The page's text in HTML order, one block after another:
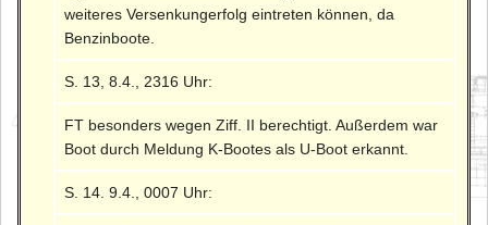
weiteres Versenkungerfolg eintreten können, da
Benzinboote.
S. 13, 8.4., 2316 Uhr:
FT besonders wegen Ziff. II berechtigt. Außerdem war
Boot durch Meldung K-Bootes als U-Boot erkannt.
S. 14. 9.4., 0007 Uhr: